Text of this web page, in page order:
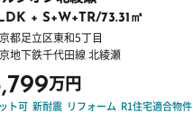
+ S+W+TR/73.31㎡
都足立区東和5丁目
地下鉄千代田線 北綾瀬
万円
ト可 新耐震 リフォーム R1住宅適合物件